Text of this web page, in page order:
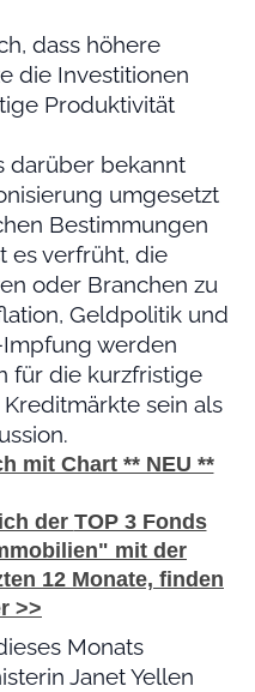
dass höhere
die Investitionen
Produktivität
darüber bekannt
umgesetzt
Bestimmungen
es verfrüht, die
oder Branchen zu
Geldpolitik und
Impfung werden
für die kurzfristige
sein als
mit Chart ** NEU **
der TOP 3 Fonds
mit der
12 Monate, finden
>>
Monats
Janet Yellen